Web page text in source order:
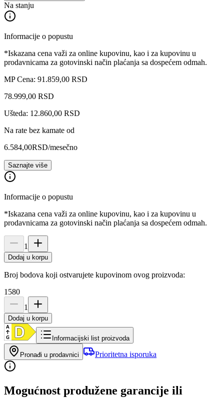
Na stanju
Informacije o popustu
*Iskazana cena važi za online kupovinu, kao i za kupovinu u
prodavnicama za gotovinski način plaćanja sa dospećem odmah.
MP Cena: 91.859,00 RSD
78.999,00 RSD
Ušteda: 12.860,00 RSD
Na rate bez kamate od
6.584,00RSD/mesečno
Saznajte više
Informacije o popustu
*Iskazana cena važi za online kupovinu, kao i za kupovinu u
prodavnicama za gotovinski način plaćanja sa dospećem odmah.
1
Dodaj u korpu
Broj bodova koji ostvarujete kupovinom ovog proizvoda:
1580
1
Dodaj u korpu
Informacijski list proizvoda
Pronađi u prodavnici Prioritetna isporuka
Mogućnost produžene garancije ili